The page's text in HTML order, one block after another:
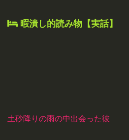
暇潰し的読み物【実話】
土砂降りの雨の中出会った彼